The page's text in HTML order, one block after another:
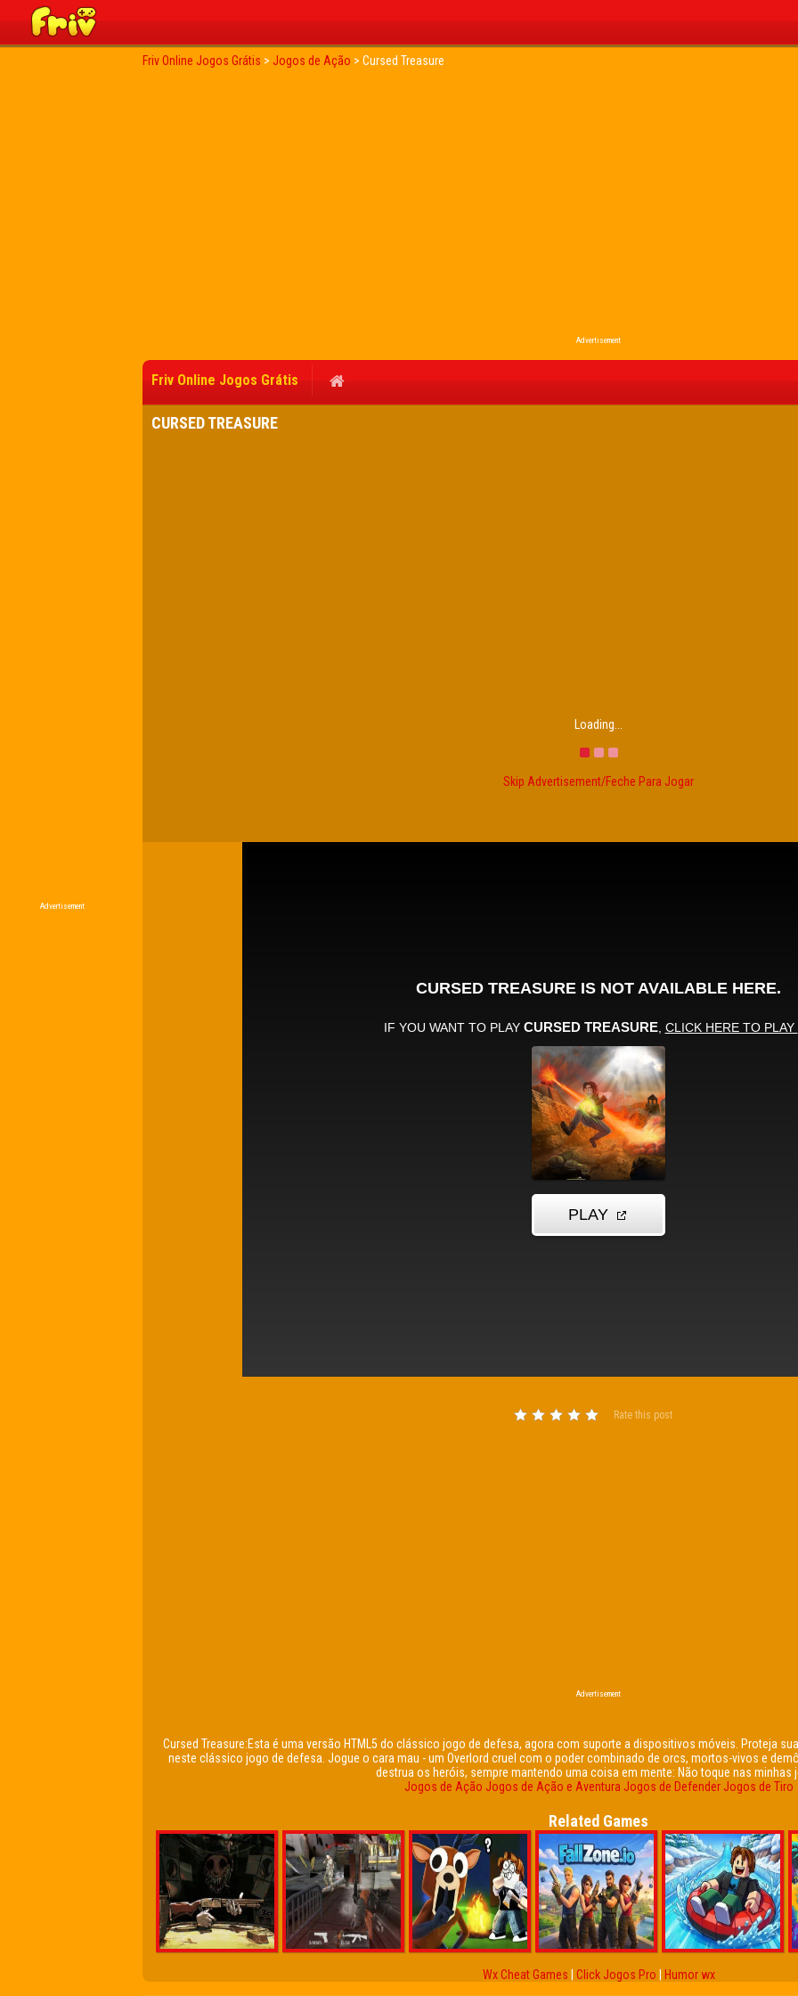
Friv Online Jogos Grátis > Jogos de Ação > Cursed Treasure
Advertisement
Advertisement
Friv Online Jogos Grátis
CURSED TREASURE
Loading...
Skip Advertisement/Feche Para Jogar
Rate this post
Advertisement
Cursed Treasure:Esta é uma versão HTML5 do clássico jogo de defesa, agora com suporte a dispositivos móveis. Proteja
neste clássico jogo de defesa. Jogue o cara mau - um Overlord cruel com o poder combinado de orcs, mortos-vivos e
destrua os heróis, sempre mantendo uma coisa em mente: Não toque nas minhas
Jogos de Ação Jogos de Ação e Aventura Jogos de Defender Jogos de Tiro
Related Games
Wx Cheat Games Click Jogos Pro Humor wx